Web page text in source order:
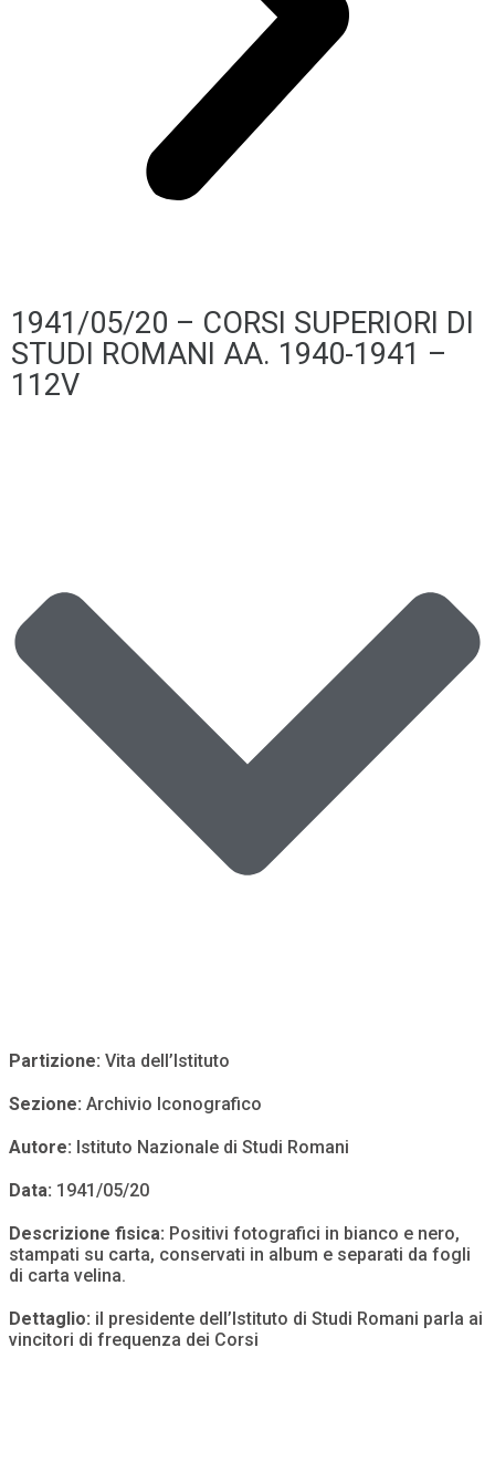
1941/05/20 – CORSI SUPERIORI DI
STUDI ROMANI AA. 1940-1941 –
112V
Partizione: Vita dell’Istituto
Sezione: Archivio Iconografico
Autore: Istituto Nazionale di Studi Romani
Data: 1941/05/20
Descrizione fisica: Positivi fotografici in bianco e nero,
stampati su carta, conservati in album e separati da fogli
di carta velina.
Dettaglio: il presidente dell’Istituto di Studi Romani parla ai
vincitori di frequenza dei Corsi